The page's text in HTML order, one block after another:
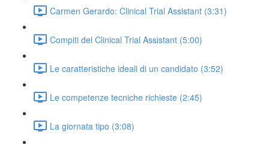
Carmen Gerardo: Clinical Trial Assistant (3:31)
Compiti del Clinical Trial Assistant (5:00)
Le caratteristiche ideali di un candidato (3:52)
Le competenze tecniche richieste (2:45)
La giornata tipo (3:08)